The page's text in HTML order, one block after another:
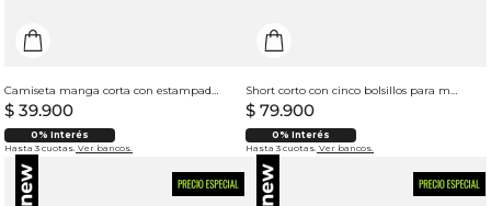
Camiseta manga corta con estampado para mujer
$ 39.900
0% Interés
Hasta 3 cuotas. Ver bancos.
Short corto con cinco bolsillos para mujer
$ 79.900
0% Interés
Hasta 3 cuotas. Ver bancos.